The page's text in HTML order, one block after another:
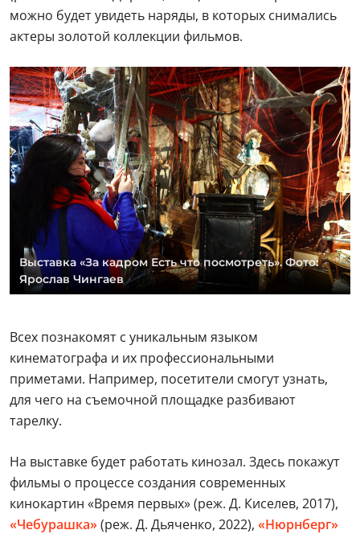
можно будет увидеть наряды, в которых снимались
актеры золотой коллекции фильмов.
Выставка «За кадром Есть что посмотреть». Фото:
Ярослав Чингаев
Всех познакомят с уникальным языком
кинематографа и их профессиональными
приметами. Например, посетители смогут узнать,
для чего на съемочной площадке разбивают
тарелку.
На выставке будет работать кинозал. Здесь покажут
фильмы о процессе создания современных
кинокартин «Время первых» (реж. Д. Киселев, 2017),
«Чебурашка»(реж. Д. Дьяченко, 2022), «Нюрнберг»